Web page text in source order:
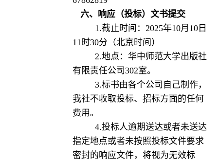
六、响应（投标）文书提交
1.截止时间：2025年10月10日
11时30分（北京时间）
2.地点：华中师范大学出版社
有限责任公司302室。
3.标书由各个公司自己制作，
我社不收取投标、招标方面的任何
费用。
4.投标人逾期送达或者未送达
指定地点或者未按照投标文件要求
密封的响应文件，将视为无效标